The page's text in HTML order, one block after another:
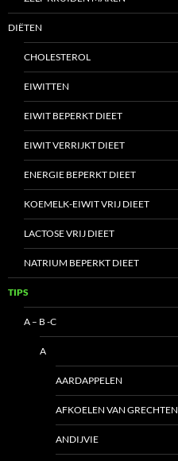
DIËTEN
CHOLESTEROL
EIWITTEN
EIWIT BEPERKT DIEET
EIWIT VERRIJKT DIEET
ENERGIE BEPERKT DIEET
KOEMELK-EIWIT VRIJ DIEET
LACTOSE VRIJ DIEET
NATRIUM BEPERKT DIEET
TIPS
A – B -C
A
AARDAPPELEN
AFKOELEN VAN GRECHTEN
ANDIJVIE